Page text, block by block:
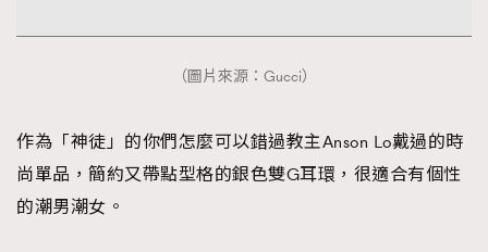
（圖片來源：Gucci）
作為「神徒」的你們怎麼可以錯過教主Anson Lo戴過的時
尚單品，簡約又帶點型格的銀色雙G耳環，很適合有個性
的潮男潮女。